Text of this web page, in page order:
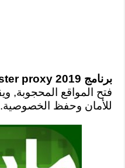
برنامج master proxy 2019
للأمان وحفظ الخصوصية.